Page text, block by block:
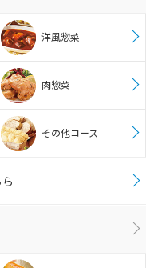
洋風惣菜
肉惣菜
その他コース